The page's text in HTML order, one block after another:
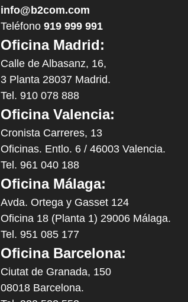
info@b2com.com
Teléfono 919 999 991
Oficina Madrid:
Calle de Albasanz, 16,
3 Planta 28037 Madrid.
Tel. 910 078 888
Oficina Valencia:
Cronista Carreres, 13
Oficinas. Entlo. 6 / 46003 Valencia.
Tel. 961 040 188
Oficina Málaga:
Avda. Ortega y Gasset 124
Oficina 18 (Planta 1) 29006 Málaga.
Tel. 951 085 177
Oficina Barcelona:
Ciutat de Granada, 150
08018 Barcelona.